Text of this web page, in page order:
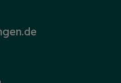
gesucht!